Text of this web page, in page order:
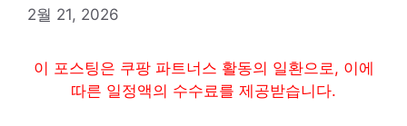
2월 21, 2026
이 포스팅은 쿠팡 파트너스 활동의 일환으로, 이에
따른 일정액의 수수료를 제공받습니다.